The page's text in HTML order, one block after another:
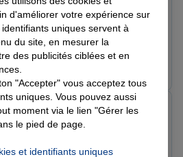
Allianz. Une équipe très
et toujours disponible pour
Les conseils sont clairs, le
démarches sont rapides. Merci
accompagnement. Je suis
Voir l'agence
COLOMBES CENTRE
est a
d'améliorer votre expérience sur
uniques servent à
du site, en mesurer la
des publicités ciblées et en
"Accepter" vous acceptez tous
uniques. Vous pouvez aussi
moment via le lien "Gérer les
le pied de page.
et identifiants uniques